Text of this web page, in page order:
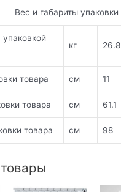
Вес и габариты упаковки
кг 26.8
товара см 11
товара см 61.1
товара см 98